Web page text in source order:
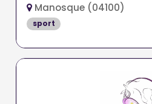
Manosque (04100)
sport